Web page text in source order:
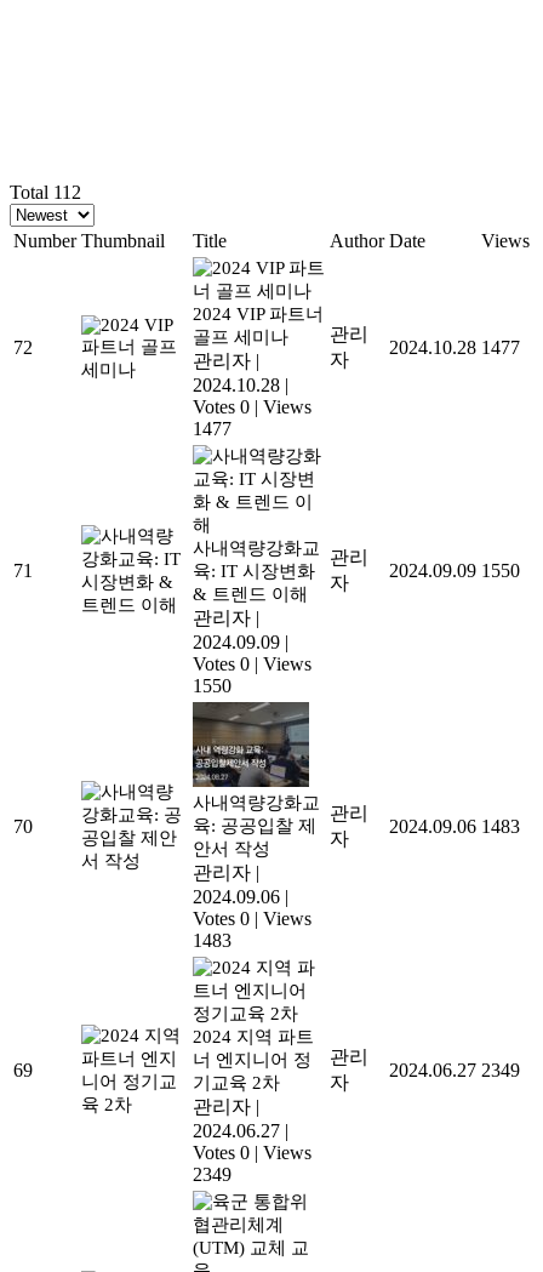
Total 112
Number Thumbnail Title Author Date Views
72
2024 VIP 파트너
골프 세미나
관리자 |
2024.10.28 |
Votes 0 | Views
1477
관리
자
2024.10.28 1477
71
사내역량강화교
육: IT 시장변화
& 트렌드 이해
관리자 |
2024.09.09 |
Votes 0 | Views
1550
관리
자
2024.09.09 1550
70
사내역량강화교
육: 공공입찰 제
안서 작성
관리자 |
2024.09.06 |
Votes 0 | Views
1483
관리
자
2024.09.06 1483
69
2024 지역 파트
너 엔지니어 정
기교육 2차
관리자 |
2024.06.27 |
Votes 0 | Views
2349
관리
자
2024.06.27 2349